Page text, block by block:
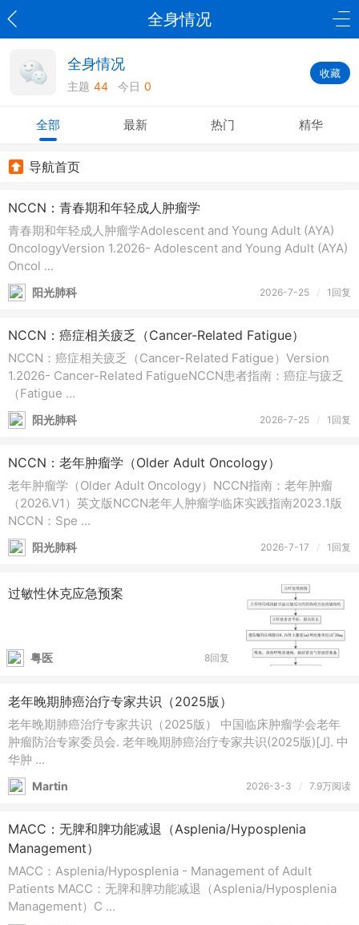
全身情况
全身情况
主题 44 今日 0
收藏
全部 最新 热门 精华
导航首页
NCCN：青春期和年轻成人肿瘤学
青春期和年轻成人肿瘤学Adolescent and Young Adult (AYA)
OncologyVersion 1.2026- Adolescent and Young Adult (AYA)
Oncol ...
阳光肺科 2026-7-25 / 1回复
NCCN：癌症相关疲乏（Cancer-Related Fatigue）
NCCN：癌症相关疲乏（Cancer-Related Fatigue）Version
1.2026- Cancer-Related FatigueNCCN患者指南：癌症与疲乏
（Fatigue ...
阳光肺科 2026-7-25 / 1回复
NCCN：老年肿瘤学（Older Adult Oncology）
老年肿瘤学（Older Adult Oncology）NCCN指南：老年肿瘤
（2026.V1）英文版NCCN老年人肿瘤学临床实践指南2023.1版
NCCN：Spe ...
阳光肺科 2026-7-17 / 1回复
过敏性休克应急预案
粤医 8回复
老年晚期肺癌治疗专家共识（2025版）
老年晚期肺癌治疗专家共识（2025版） 中国临床肿瘤学会老年
肿瘤防治专家委员会. 老年晚期肺癌治疗专家共识(2025版)[J]. 中
华肿 ...
Martin 2026-3-3 / 7.9万阅读
MACC：无脾和脾功能减退（Asplenia/Hyposplenia
Management）
MACC：Asplenia/Hyposplenia - Management of Adult
Patients MACC：无脾和脾功能减退（Asplenia/Hyposplenia
Management）C ...